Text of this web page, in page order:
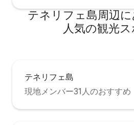
室スペースがあります。 本当に際立って
いるのは、伝統的な建築の質と、1
ルの厚さの石の壁と、伝統的な屋
璧な組み合わせです。 桑の木の床
ッチン キッチンには冷蔵庫と冷凍庫、電
子レンジ、IHコンロ、給湯器、食器
機、必要な調理器具、電気コーヒー
カー、トースター、塩、砂糖、油、
どの調味料が完備されており、最
テネリフェ島⁠周⁠辺⁠
人⁠気⁠の観⁠光⁠ス⁠
テネリフェ島
現地メンバー31人のおすすめ